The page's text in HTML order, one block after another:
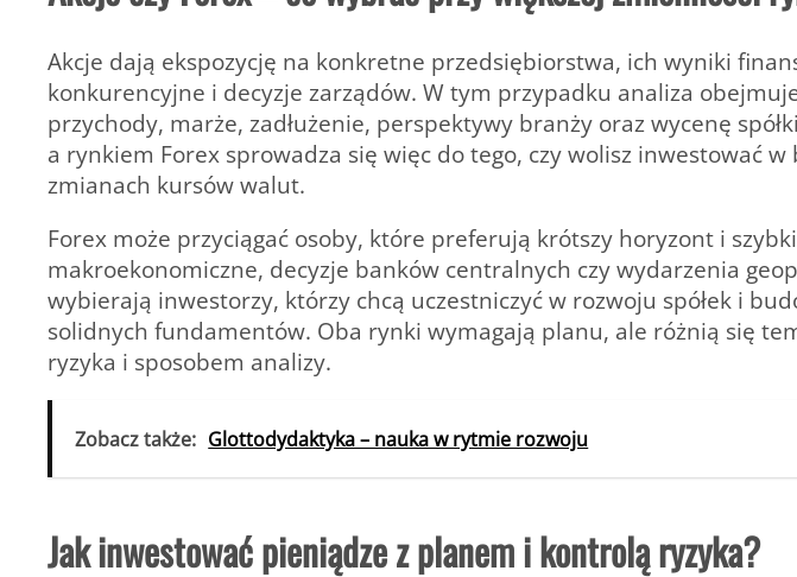
Akcje dają ekspozycję na konkretne przedsiębiorstwa, ich wyniki
konkurencyjne i decyzje zarządów. W tym przypadku analiza
przychody, marże, zadłużenie, perspektywy branży oraz wycenę
a rynkiem Forex sprowadza się więc do tego, czy wolisz inwestować w
zmianach kursów walut.
Forex może przyciągać osoby, które preferują krótszy horyzont i
makroekonomiczne, decyzje banków centralnych czy wydarzenia
wybierają inwestorzy, którzy chcą uczestniczyć w rozwoju spółek i
solidnych fundamentów. Oba rynki wymagają planu, ale różnią się
ryzyka i sposobem analizy.
Zobacz także: Glottodydaktyka – nauka w rytmie rozwoju
Jak inwestować pieniądze z planem i kontrolą ryzyka?